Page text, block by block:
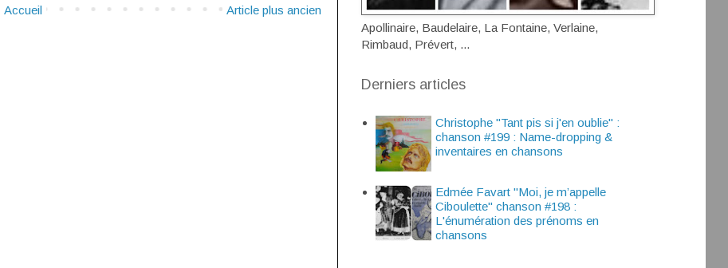
Article plus ancien
Accueil
Apollinaire, Baudelaire, La Fontaine, Verlaine,
Rimbaud, Prévert, ...
Derniers articles
Christophe "Tant pis si j'en oublie" :
chanson #199 : Name-dropping &
inventaires en chansons
Edmée Favart "Moi, je m’appelle
Ciboulette" chanson #198 :
L'énumération des prénoms en
chansons